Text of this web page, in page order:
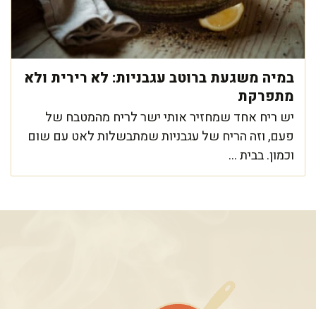
במיה משגעת ברוטב עגבניות: לא רירית ולא
מתפרקת
יש ריח אחד שמחזיר אותי ישר לריח מהמטבח של
פעם, וזה הריח של עגבניות שמתבשלות לאט עם שום
וכמון. בבית ...